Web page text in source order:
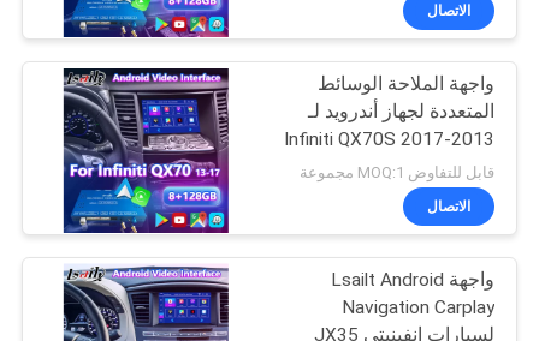
شاشة لكزس أندرويد
32
الاتصال
واجهة الملاحة الوسائط
المتعددة لجهاز أندرويد لـ
2013-2017 Infiniti QX70S
QX70
قابل للتفاوض MOQ:1 مجموعة
الاتصال
واجهة Lsailt Android
Navigation Carplay
لسيارات إنفينيتي JX35